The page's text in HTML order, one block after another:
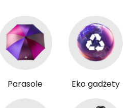
Parasole Eko gadżety